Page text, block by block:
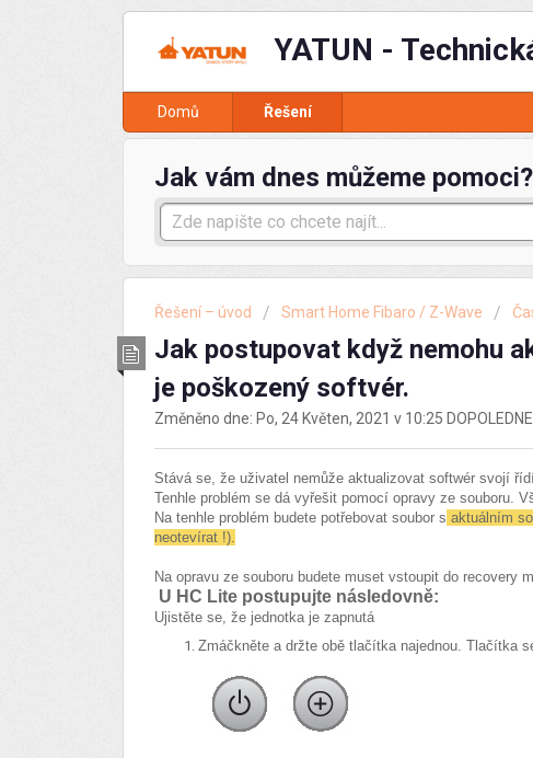
YATUN -
Domů Řešení
Jak vám dnes můžeme pomoci?
Řešení – úvod Smart Home Fibaro / Z-Wave
Jak postupovat když nemohu
je poškozený softvér.
Změněno dne: Po, 24 Květen, 2021 v 10:25 DOPOLEDNE
Stává se, že uživatel nemůže aktualizovat softwér svojí
Tenhle problém se dá vyřešit pomocí opravy ze souboru.
Na tenhle problém budete potřebovat soubor s aktuálním
neotevírat !).
Na opravu ze souboru budete muset vstoupit do recovery
U HC Lite postupujte následovně:
Ujistěte se, že jednotka je zapnutá
Zmáčkněte a držte obě tlačítka najednou. Tlačítka